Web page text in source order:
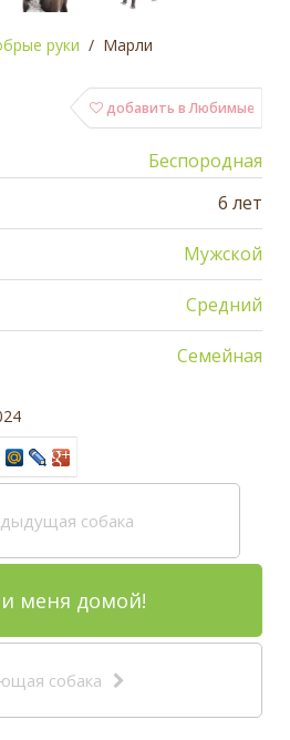
руки Марли
добавить в Любимые
Беспородная
6 лет
Мужской
Средний
Семейная
собака
меня домой!
собака